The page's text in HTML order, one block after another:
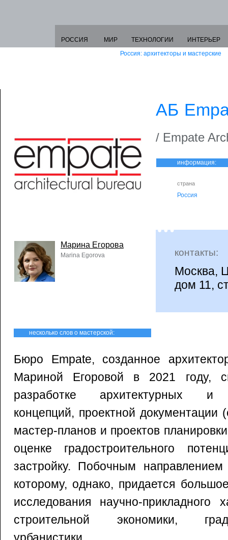
РОССИЯ МИР ТЕХНОЛОГИИ
ИНТЕРЬЕР
Россия: архитекторы и мастерские
Марина Егорова
Marina Egorova
АБ
/ Empate
информация:
страна
Россия
контакты:
Москва,
дом 11,
несколько слов о мастерской:
Бюро Empate, созданное
Мариной Егоровой в 2021 году,
разработке архитектурных и
концепций, проектной
мастер-планов и проектов
оценке градостроительного
застройку. Побочным
которому, однако, придается
исследования научно-прикладного
строительной экономики,